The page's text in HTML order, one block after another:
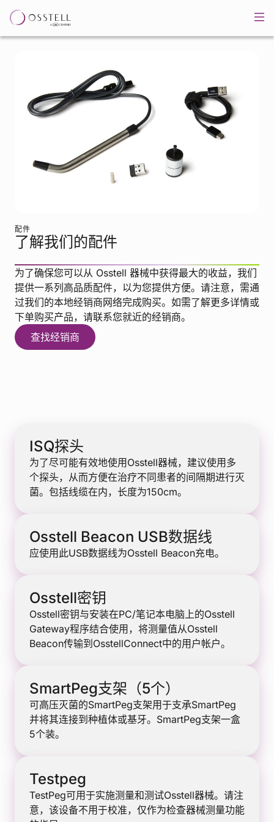
配件
了解我们的配件
为了确保您可以从 Osstell 器械中获得最大的收益，我们
提供一系列高品质配件，以为您提供方便。请注意，需通
过我们的本地经销商网络完成购买。如需了解更多详情或
下单购买产品，请联系您就近的经销商。
查找经销商
ISQ探头
为了尽可能有效地使用Osstell器械，建议使用多
个探头，从而方便在治疗不同患者的间隔期进行灭
菌。包括线缆在内，长度为150cm。
Osstell Beacon USB数据线
应使用此USB数据线为Osstell Beacon充电。
Osstell密钥
Osstell密钥与安装在PC/笔记本电脑上的Osstell
Gateway程序结合使用，将测量值从Osstell
Beacon传输到OsstellConnect中的用户帐户。
SmartPeg支架（5个）
可高压灭菌的SmartPeg支架用于支承SmartPeg
并将其连接到种植体或基牙。SmartPeg支架一盒
5个装。
Testpeg
TestPeg可用于实施测量和测试Osstell器械。请注
意，该设备不用于校准，仅作为检查器械测量功能